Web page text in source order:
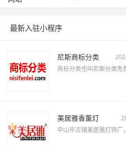
最新入驻小程序
尼斯商标分类
商标分类也叫尼斯分类免
美居雅香薰灯
中山市古镇美居雅灯饰厂